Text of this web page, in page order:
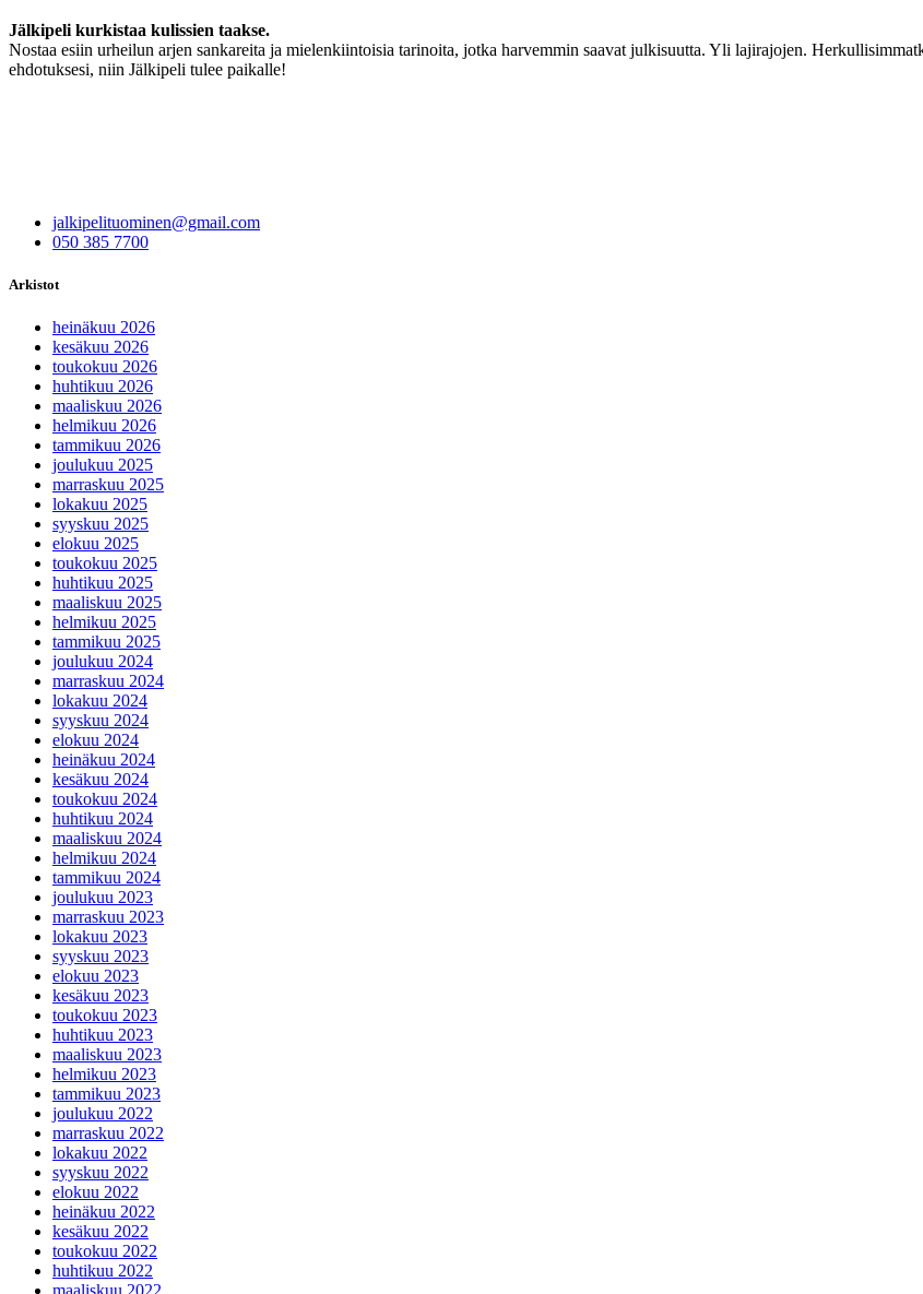
Jälkipeli kurkistaa kulissien taakse.
Nostaa esiin urheilun arjen sankareita ja mielenkiintoisia tarinoita, jotka harvemmin saavat julkisuutta. Yli lajirajojen.
ehdotuksesi, niin Jälkipeli tulee paikalle!
jalkipelituominen@gmail.com
050 385 7700
Arkistot
heinäkuu 2026
kesäkuu 2026
toukokuu 2026
huhtikuu 2026
maaliskuu 2026
helmikuu 2026
tammikuu 2026
joulukuu 2025
marraskuu 2025
lokakuu 2025
syyskuu 2025
elokuu 2025
toukokuu 2025
huhtikuu 2025
maaliskuu 2025
helmikuu 2025
tammikuu 2025
joulukuu 2024
marraskuu 2024
lokakuu 2024
syyskuu 2024
elokuu 2024
heinäkuu 2024
kesäkuu 2024
toukokuu 2024
huhtikuu 2024
maaliskuu 2024
helmikuu 2024
tammikuu 2024
joulukuu 2023
marraskuu 2023
lokakuu 2023
syyskuu 2023
elokuu 2023
kesäkuu 2023
toukokuu 2023
huhtikuu 2023
maaliskuu 2023
helmikuu 2023
tammikuu 2023
joulukuu 2022
marraskuu 2022
lokakuu 2022
syyskuu 2022
elokuu 2022
heinäkuu 2022
kesäkuu 2022
toukokuu 2022
huhtikuu 2022